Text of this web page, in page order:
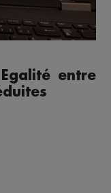
entre